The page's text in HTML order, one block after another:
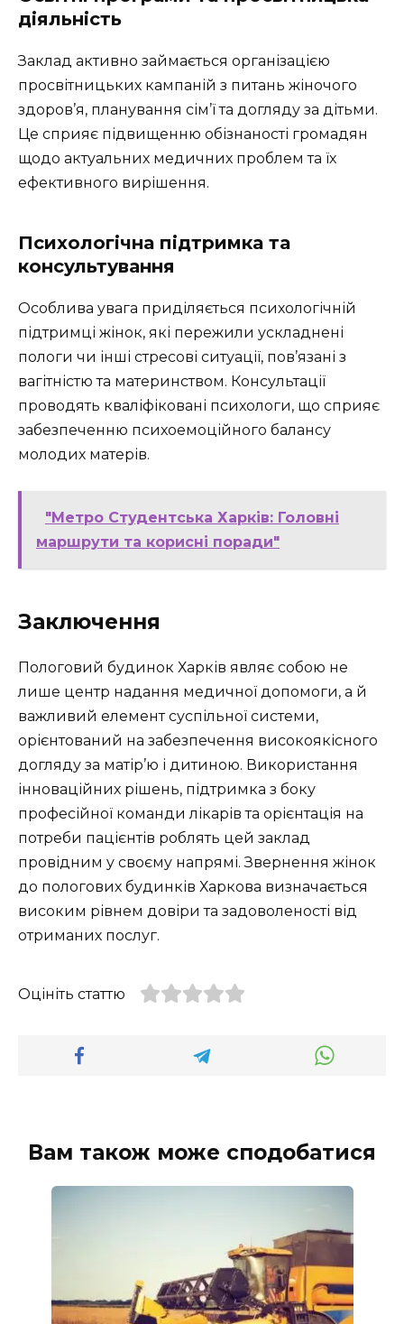
діяльність
Заклад активно займається організацією
просвітницьких кампаній з питань жіночого
здоров’я, планування сім’ї та догляду за дітьми.
Це сприяє підвищенню обізнаності громадян
щодо актуальних медичних проблем та їх
ефективного вирішення.
Психологічна підтримка та
консультування
Особлива увага приділяється психологічній
підтримці жінок, які пережили ускладнені
пологи чи інші стресові ситуації, пов’язані з
вагітністю та материнством. Консультації
проводять кваліфіковані психологи, що сприяє
забезпеченню психоемоційного балансу
молодих матерів.
"Метро Студентська Харків: Головні
маршрути та корисні поради"
Заключення
Пологовий будинок Харків являє собою не
лише центр надання медичної допомоги, а й
важливий елемент суспільної системи,
орієнтований на забезпечення високоякісного
догляду за матір’ю і дитиною. Використання
інноваційних рішень, підтримка з боку
професійної команди лікарів та орієнтація на
потреби пацієнтів роблять цей заклад
провідним у своєму напрямі. Звернення жінок
до пологових будинків Харкова визначається
високим рівнем довіри та задоволеності від
отриманих послуг.
Оцініть статтю
Вам також може сподобатися